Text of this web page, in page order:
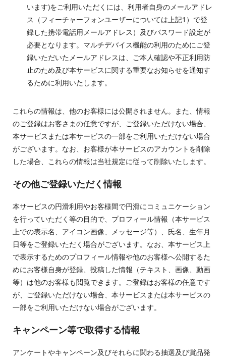
います)をご利用いただくには、利用者自身のメールアドレ
ス（フィーチャーフォンユーザーについては上記1）で登
録した携帯電話用メールアドレス）及びパスワード設定が
必要となります。マルチデバイス機能の利用のためにご登
録いただいたメールアドレスは、ご本人確認や不正利用防
止のため及び本サービスに関する重要なお知らせを通知す
るために利用いたします。
これらの情報は、他のお客様には公開されません。また、情報
のご登録はお客さまの任意ですが、ご登録いただけない場合、
本サービスまたは本サービスの一部をご利用いただけない場合
がございます。なお、お客様が本サービスのアカウントを削除
した場合、これらの情報は当社規定に従って削除いたします。
その他ご登録いただく情報
本サービスの円滑利用やお客様間で円滑にコミュニケーション
を行っていただく等の目的で、プロフィール情報（本サービス
上での表示名、アイコン画像、メッセージ等）、氏名、生年月
日等をご登録いただく場合がございます。なお、本サービス上
で表示するためのプロフィール情報や他のお客様へ公開するた
めにお客様自身が登録、投稿した情報（テキスト、画像、動画
等）は他のお客様も閲覧できます。ご登録はお客様の任意です
が、ご登録いただけない場合、本サービスまたは本サービスの
一部をご利用いただけない場合がございます。
キャンペーン等で取得する情報
アンケートやキャンペーン及びそれらに関わる抽選及び賞品発